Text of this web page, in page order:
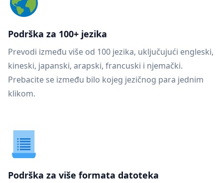
Podrška za 100+ jezika
Prevodi između više od 100 jezika, uključujući engleski,
kineski, japanski, arapski, francuski i njemački.
Prebacite se između bilo kojeg jezičnog para jednim
klikom.
Podrška za više formata datoteka